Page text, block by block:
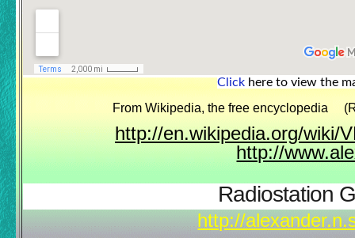
Click here to view the
From Wikipedia, the free encyclopedia
http://en.wikipedia.org/wiki/
http://
Radiostation
http://